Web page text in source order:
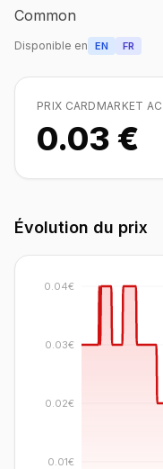
Common
Disponible en EN FR
PRIX CARDMARKET
0.03 €
Évolution du prix
0.01€
0.02€
0.03€
0.04€